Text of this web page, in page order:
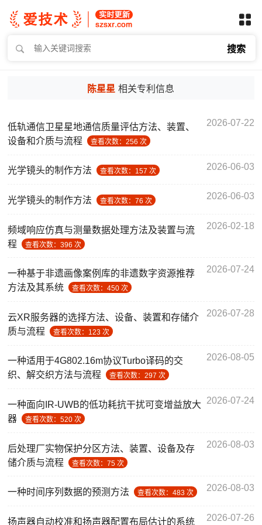
搜索
陈星星 相关专利信息
低轨通信卫星星地通信质量评估方法、装置、
设备和介质与流程
查看次数：256 次
2026-07-22
光学镜头的制作方法 查看次数：157 次 2026-06-03
光学镜头的制作方法 查看次数：76 次 2026-06-03
频域响应仿真与测量数据处理方法及装置与流
程
查看次数：396 次
2026-02-18
一种基于非遗画像案例库的非遗数字资源推荐
方法及其系统
查看次数：450 次
2026-07-24
云XR服务器的选择方法、设备、装置和存储介
质与流程
查看次数：123 次
2026-07-28
一种适用于4G802.16m协议Turbo译码的交
织、解交织方法与流程
查看次数：297 次
2026-08-05
一种面向IR-UWB的低功耗抗干扰可变增益放大
器
查看次数：520 次
2026-07-24
后处理厂实物保护分区方法、装置、设备及存
储介质与流程
查看次数：75 次
2026-08-03
一种时间序列数据的预测方法 查看次数：483 次 2026-08-03
扬声器自动校准和扬声器配置布局估计的系统 2026-07-26